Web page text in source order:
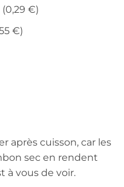
€)
€)
après cuisson, car les
sec en rendent
à vous de voir.